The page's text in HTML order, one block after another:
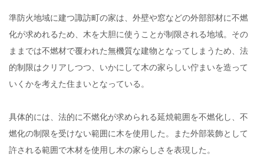
準防火地域に建つ諏訪町の家は、外壁や窓などの外部部材に不燃
化が求めれるため、木を大胆に使うことが制限される地域。その
ままでは不燃材で覆われた無機質な建物となってしまうため、法
的制限はクリアしつつ、いかにして木の家らしい佇まいを造って
いくかを考えた住まいとなっている。
具体的には、法的に不燃化が求められる延焼範囲を不燃化し、不
燃化の制限を受けない範囲に木を使用した。また外部装飾として
許される範囲で木材を使用し木の家らしさを表現した。